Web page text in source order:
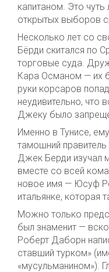
капитаном. Это чуть
открытых выборов
Несколько лет со
Бёрди скитался по
торговые суда.
Кара Османом — их
руки корсаров
неудивительно, что
Джеку было
Именно в Тунисе,
тамошний
Джек Берди изучал
вместе со всей
новое имя — Юсуф
итальянке, которая
Можно только
был знаменит —
Роберт Даборн
ставший турком»
«мусульманином»).